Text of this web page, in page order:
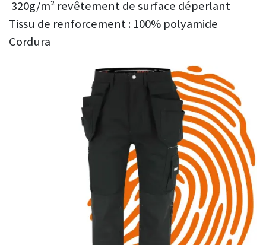
320g/m² revêtement de surface déperlant
Tissu de renforcement : 100% polyamide
Cordura